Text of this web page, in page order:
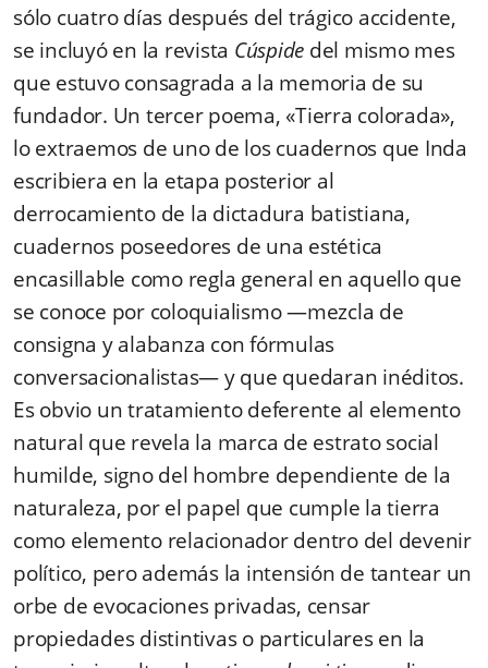
sólo cuatro días después del trágico accidente,
se incluyó en la revista Cúspide del mismo mes
que estuvo consagrada a la memoria de su
fundador. Un tercer poema, «Tierra colorada»,
lo extraemos de uno de los cuadernos que Inda
escribiera en la etapa posterior al
derrocamiento de la dictadura batistiana,
cuadernos poseedores de una estética
encasillable como regla general en aquello que
se conoce por coloquialismo —mezcla de
consigna y alabanza con fórmulas
conversacionalistas— y que quedaran inéditos.
Es obvio un tratamiento deferente al elemento
natural que revela la marca de estrato social
humilde, signo del hombre dependiente de la
naturaleza, por el papel que cumple la tierra
como elemento relacionador dentro del devenir
político, pero además la intensión de tantear un
orbe de evocaciones privadas, censar
propiedades distintivas o particulares en la